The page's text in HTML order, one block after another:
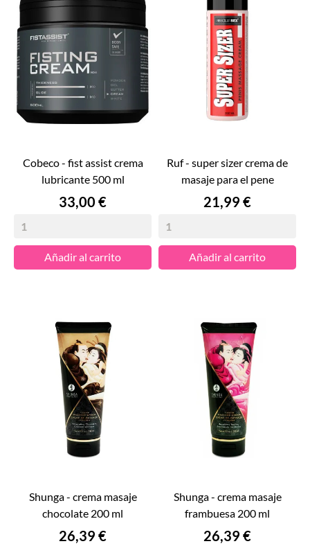
cobeco - fist assist crema
lubricante 500 ml
Precio
33,00 €
Añadir al carrito
ruf - super sizer crema de
masaje para el pene
Precio
21,99 €
Añadir al carrito
shunga - crema masaje
chocolate 200 ml
Precio
26,39 €
shunga - crema masaje
frambuesa 200 ml
Precio
26,39 €